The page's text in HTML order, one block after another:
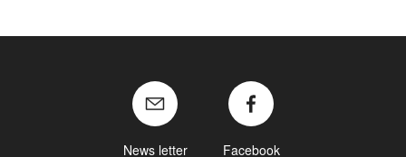
News letter Facebook